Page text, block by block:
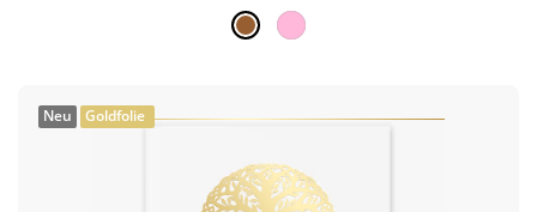
Neu Goldfolie